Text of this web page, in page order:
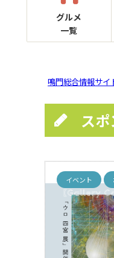
グルメ
一覧
鳴門総合情報サイ
ス
イベント